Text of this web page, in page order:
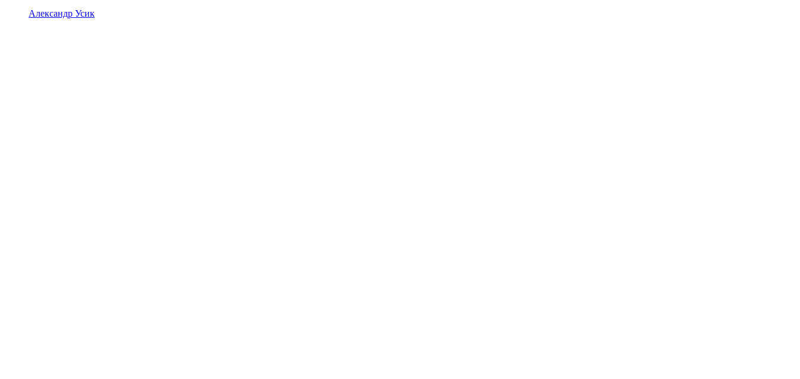
Александр Усик